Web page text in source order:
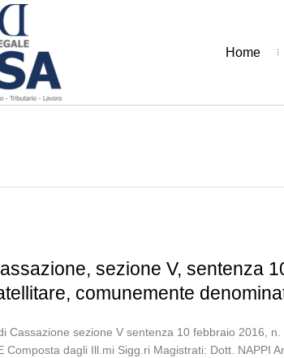
Home
sezione V, sentenza
comunemente
Cassazione sezione V sentenza 10 febbraio 2016,
Composta dagli Ill.mi Sigg.ri Magistrati: Dott. NAPPI